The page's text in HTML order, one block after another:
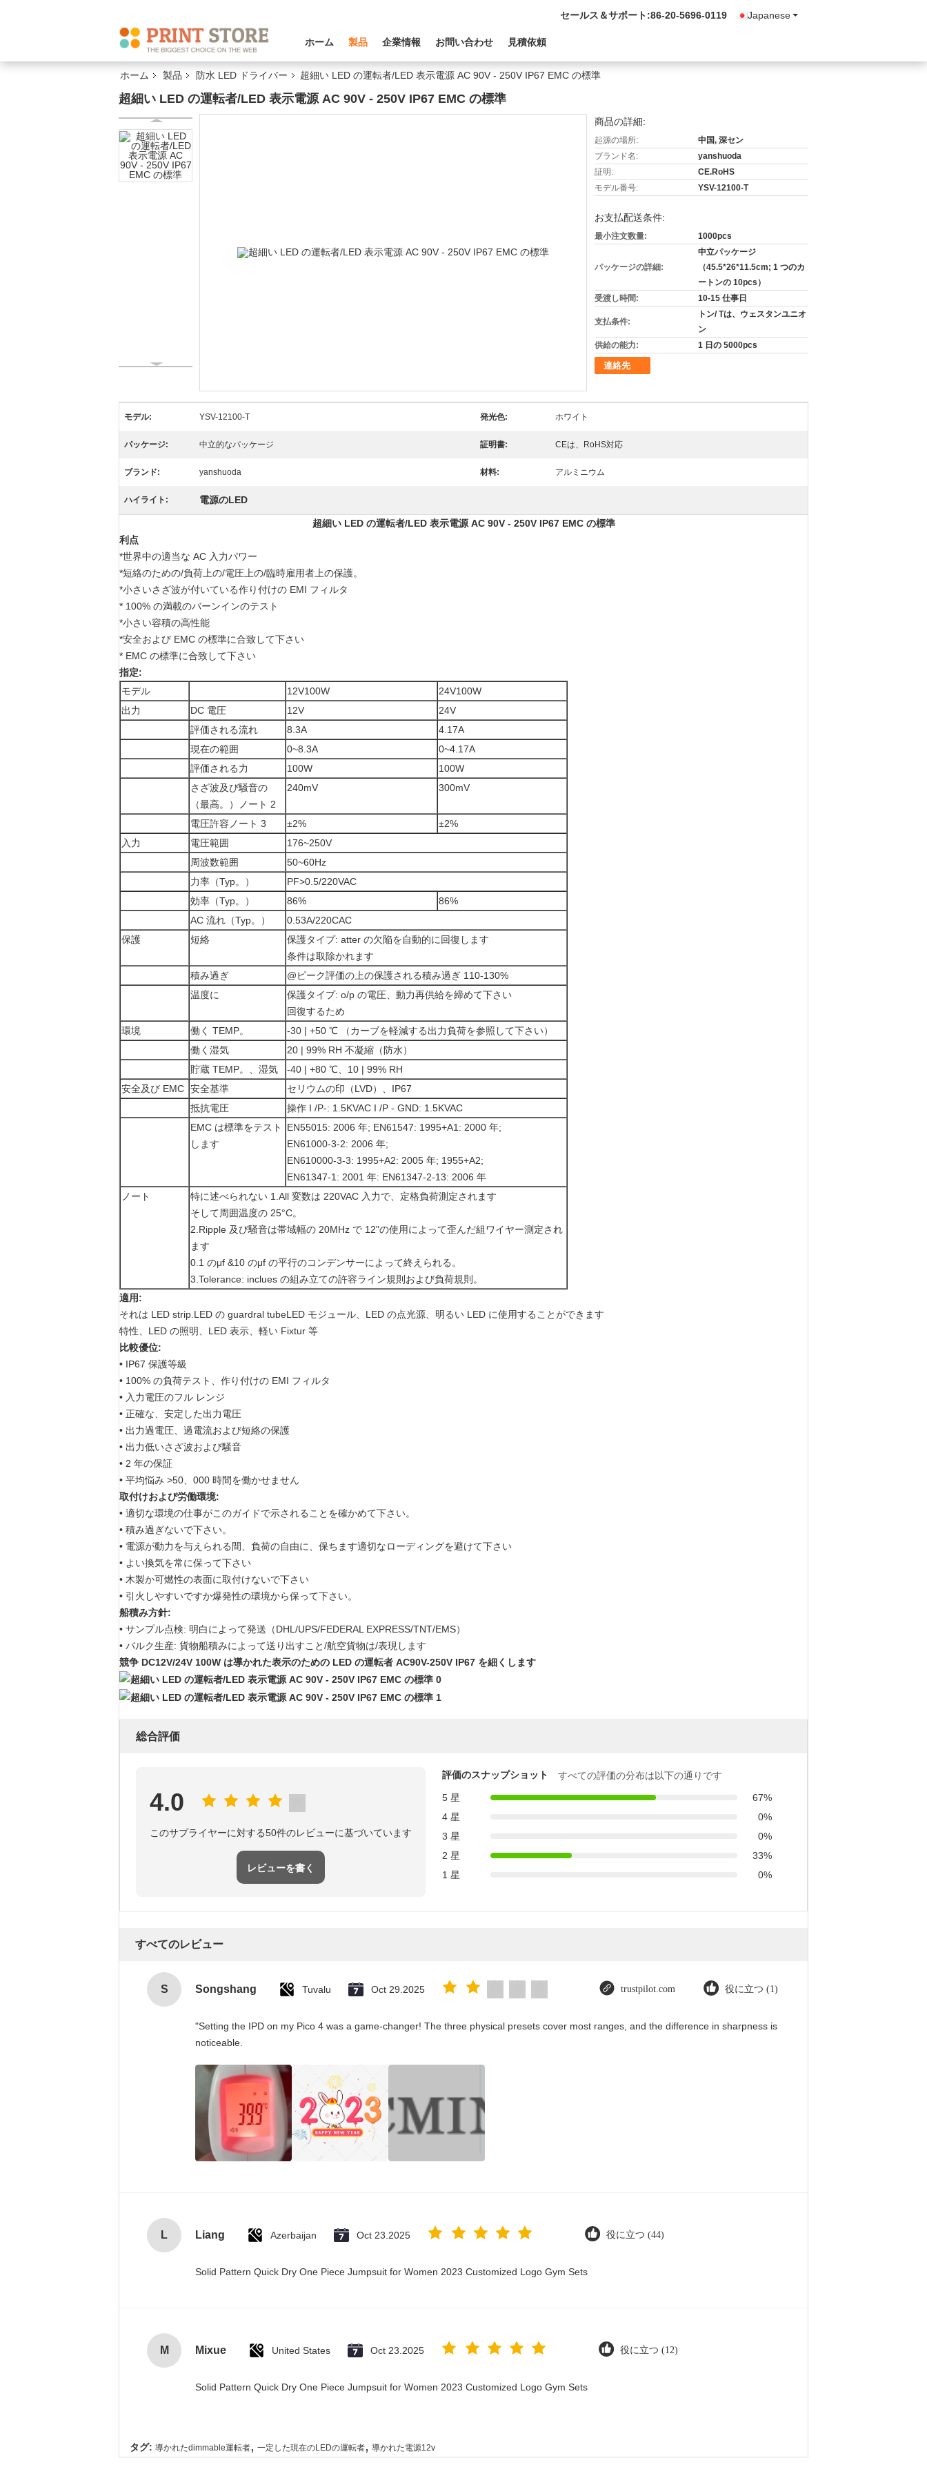
Japanese
セールス＆サポート:86-20-5696-0119
ホーム 製品 企業情報 お問い合わせ 見積依頼
ホーム 製品 防水 LED ドライバー 超細い LED の運転者/LED 表示電源 AC 90V - 250V IP67 EMC の標準
超細い LED の運転者/LED 表示電源 AC 90V - 250V IP67 EMC の標準
商品の詳細:
起源の場所:
中国, 深セン
ブランド名:
yanshuoda
証明:
CE.RoHS
モデル番号:
YSV-12100-T
お支払配送条件:
最小注文数量: 1000pcs
パッケージの詳細:
中立パッケージ
（45.5*26*11.5cm; 1 つのカ
ートンの 10pcs）
受渡し時間:
10-15 仕事日
支払条件:
トン/ Tは、ウェスタンユニオ
ン
供給の能力:
1 日の 5000pcs
連絡先
モデル: YSV-12100-T 発光色: ホワイト
パッケージ: 中立的なパッケージ 証明書: CEは、RoHS対応
ブランド: yanshuoda 材料: アルミニウム
ハイライト: 電源のLED
超細い LED の運転者/LED 表示電源 AC 90V - 250V IP67 EMC の標準
利点
*世界中の適当な AC 入力パワー
*短絡のための/負荷上の/電圧上の/臨時雇用者上の保護。
*小さいさざ波が付いている作り付けの EMI フィルタ
* 100% の満載のバーンインのテスト
*小さい容積の高性能
*安全および EMC の標準に合致して下さい
* EMC の標準に合致して下さい
指定:
モデル
12V100W
24V100W
出力
DC 電圧 12V
24V
評価される流れ
8.3A
4.17A
現在の範囲
0~8.3A
0~4.17A
評価される力
100W
100W
さざ波及び騒音の
（最高。）ノート 2
240mV 300mV
電圧許容ノート 3 ±2%
±2%
入力
電圧範囲
176~250V
周波数範囲
50~60Hz
力率（Typ。）
PF>0.5/220VAC
効率（Typ。）
86%
86%
AC 流れ（Typ。）
0.53A/220CAC
保護
短絡
保護タイプ: atter の欠陥を自動的に回復します
条件は取除かれます
積み過ぎ
@ピーク評価の上の保護される積み過ぎ 110-130%
温度に
保護タイプ: o/p の電圧、動力再供給を締めて下さい
回復するため
環境
働く TEMP。
-30 | +50 ℃ （カーブを軽減する出力負荷を参照して下さい）
働く湿気
20 | 99% RH 不凝縮（防水）
貯蔵 TEMP。、湿気
-40 | +80 ℃、10 | 99% RH
安全及び EMC 安全基準
セリウムの印（LVD）、IP67
抵抗電圧
操作 I /P-: 1.5KVAC I /P - GND: 1.5KVAC
EMC は標準をテスト
します
EN55015: 2006 年; EN61547: 1995+A1: 2000 年;
EN61000-3-2: 2006 年;
EN610000-3-3: 1995+A2: 2005 年; 1955+A2;
EN61347-1: 2001 年: EN61347-2-13: 2006 年
ノート
特に述べられない 1.All 変数は 220VAC 入力で、定格負荷測定されます
そして周囲温度の 25°C。
2.Ripple 及び騒音は帯域幅の 20MHz で 12"の使用によって歪んだ組ワイヤー測定され
ます
0.1 のμf &10 のμf の平行のコンデンサーによって終えられる。
3.Tolerance: inclues の組み立ての許容ライン規則および負荷規則。
適用:
それは LED strip.LED の guardral tubeLED モジュール、LED の点光源、明るい LED に使用することができます
特性、LED の照明、LED 表示、軽い Fixtur 等
比較優位:
• IP67 保護等級
• 100% の負荷テスト、作り付けの EMI フィルタ
• 入力電圧のフル レンジ
• 正確な、安定した出力電圧
• 出力過電圧、過電流および短絡の保護
• 出力低いさざ波および騒音
• 2 年の保証
• 平均悩み >50、000 時間を働かせません
取付けおよび労働環境:
• 適切な環境の仕事がこのガイドで示されることを確かめて下さい。
• 積み過ぎないで下さい。
• 電源が動力を与えられる間、負荷の自由に、保ちます適切なローディングを避けて下さい
• よい換気を常に保って下さい
• 木製か可燃性の表面に取付けないで下さい
• 引火しやすいですか爆発性の環境から保って下さい。
船積み方針:
• サンプル点検: 明白によって発送（DHL/UPS/FEDERAL EXPRESS/TNT/EMS）
• バルク生産: 貨物船積みによって送り出すこと/航空貨物は/表現します
競争 DC12V/24V 100W は導かれた表示のための LED の運転者 AC90V-250V IP67 を細くします
総合評価
4.0
このサプライヤーに対する50件のレビューに基づいています
レビューを書く
評価のスナップショット
すべての評価の分布は以下の通りです
5 星
67%
4 星
0%
3 星
0%
2 星
33%
1 星
0%
すべてのレビュー
S Songshang Tuvalu Oct 29.2025 trustpilot.com 役に立つ (1)
"Setting the IPD on my Pico 4 was a game-changer! The three physical presets cover most ranges, and the difference in sharpness is
noticeable.
L Liang Azerbaijan Oct 23.2025 役に立つ (44)
Solid Pattern Quick Dry One Piece Jumpsuit for Women 2023 Customized Logo Gym Sets
M Mixue United States Oct 23.2025 役に立つ (12)
Solid Pattern Quick Dry One Piece Jumpsuit for Women 2023 Customized Logo Gym Sets
タグ: 導かれたdimmable運転者 一定した現在のLEDの運転者 導かれた電源12v